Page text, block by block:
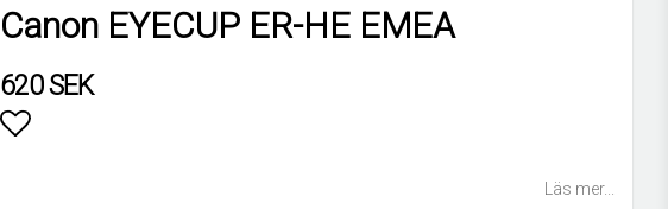
Canon EYECUP ER-HE EMEA
620 SEK
Läs mer...